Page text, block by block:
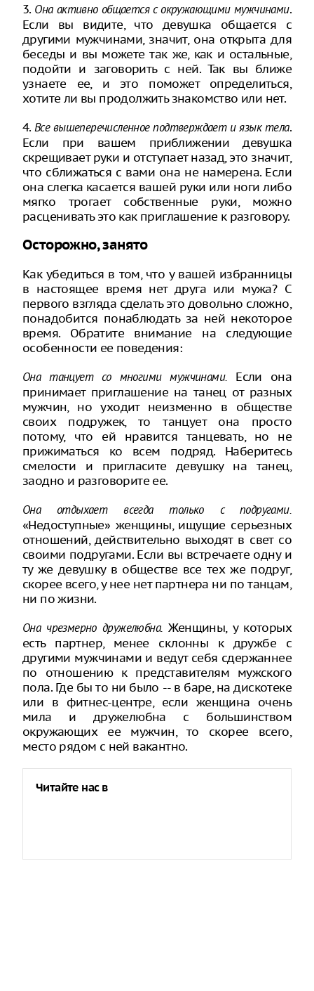
3. Она активно общается с окружающими мужчинами.
Если вы видите, что девушка общается с
другими мужчинами, значит, она открыта для
беседы и вы можете так же, как и остальные,
подойти и заговорить с ней. Так вы ближе
узнаете ее, и это поможет определиться,
хотите ли вы продолжить знакомство или нет.
4. Все вышеперечисленное подтверждает и язык тела.
Если при вашем приближении девушка
скрещивает руки и отступает назад, это значит,
что сближаться с вами она не намерена. Если
она слегка касается вашей руки или ноги либо
мягко трогает собственные руки, можно
расценивать это как приглашение к разговору.
Осторожно, занято
Как убедиться в том, что у вашей избранницы
в настоящее время нет друга или мужа? С
первого взгляда сделать это довольно сложно,
понадобится понаблюдать за ней некоторое
время. Обратите внимание на следующие
особенности ее поведения:
Она танцует со многими мужчинами. Если она
принимает приглашение на танец от разных
мужчин, но уходит неизменно в обществе
своих подружек, то танцует она просто
потому, что ей нравится танцевать, но не
прижиматься ко всем подряд. Наберитесь
смелости и пригласите девушку на танец,
заодно и разговорите ее.
Она отдыхает всегда только с подругами.
«Недоступные» женщины, ищущие серьезных
отношений, действительно выходят в свет со
своими подругами. Если вы встречаете одну и
ту же девушку в обществе все тех же подруг,
скорее всего, у нее нет партнера ни по танцам,
ни по жизни.
Она чрезмерно дружелюбна. Женщины, у которых
есть партнер, менее склонны к дружбе с
другими мужчинами и ведут себя сдержаннее
по отношению к представителям мужского
пола. Где бы то ни было -- в баре, на дискотеке
или в фитнес-центре, если женщина очень
мила и дружелюбна с большинством
окружающих ее мужчин, то скорее всего,
место рядом с ней вакантно.
Читайте нас в